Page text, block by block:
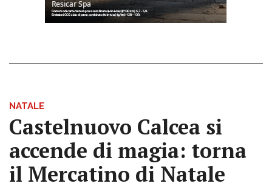
NATALE
Castelnuovo Calcea si
accende di magia: torna
il Mercatino di Natale